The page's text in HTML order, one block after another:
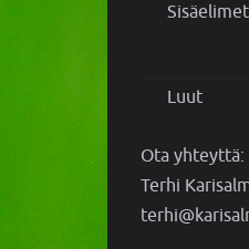
Luut
Ota yhteyttä:
Terhi